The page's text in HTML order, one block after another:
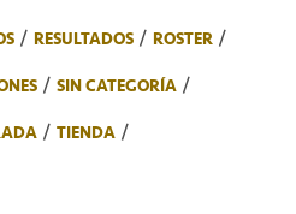
RESULTADOS
ROSTER
SIN CATEGORÍA
TIENDA